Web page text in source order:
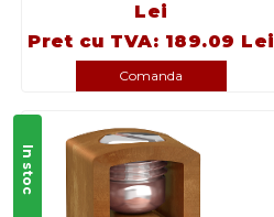
Lei
Pret cu TVA: 189.09 Lei
Comanda
In stoc